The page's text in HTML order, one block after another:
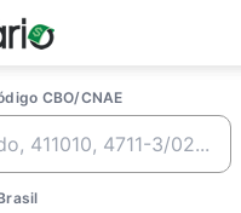
CBO/CNAE